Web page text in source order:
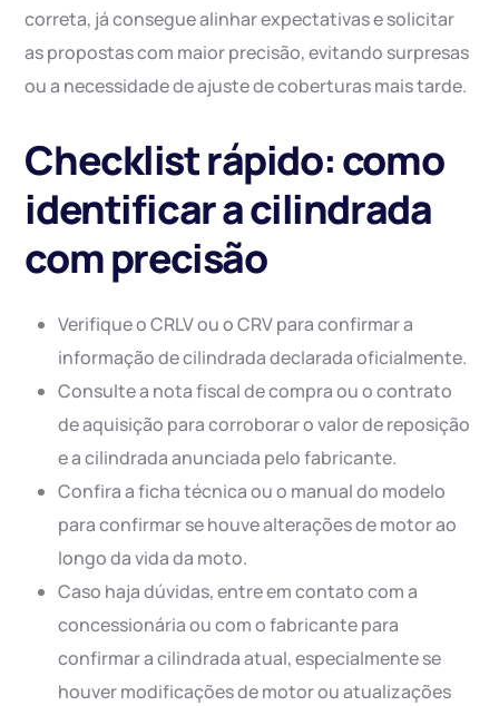
correta, já consegue alinhar expectativas e solicitar
as propostas com maior precisão, evitando surpresas
ou a necessidade de ajuste de coberturas mais tarde.
Checklist rápido: como
identificar a cilindrada
com precisão
Verifique o CRLV ou o CRV para confirmar a
informação de cilindrada declarada oficialmente.
Consulte a nota fiscal de compra ou o contrato
de aquisição para corroborar o valor de reposição
e a cilindrada anunciada pelo fabricante.
Confira a ficha técnica ou o manual do modelo
para confirmar se houve alterações de motor ao
longo da vida da moto.
Caso haja dúvidas, entre em contato com a
concessionária ou com o fabricante para
confirmar a cilindrada atual, especialmente se
houver modificações de motor ou atualizações